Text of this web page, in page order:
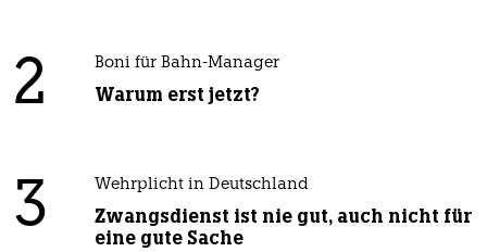
2 Boni für Bahn-Manager
Warum erst jetzt?
3 Wehrplicht in Deutschland
Zwangsdienst ist nie gut, auch nicht für
eine gute Sache